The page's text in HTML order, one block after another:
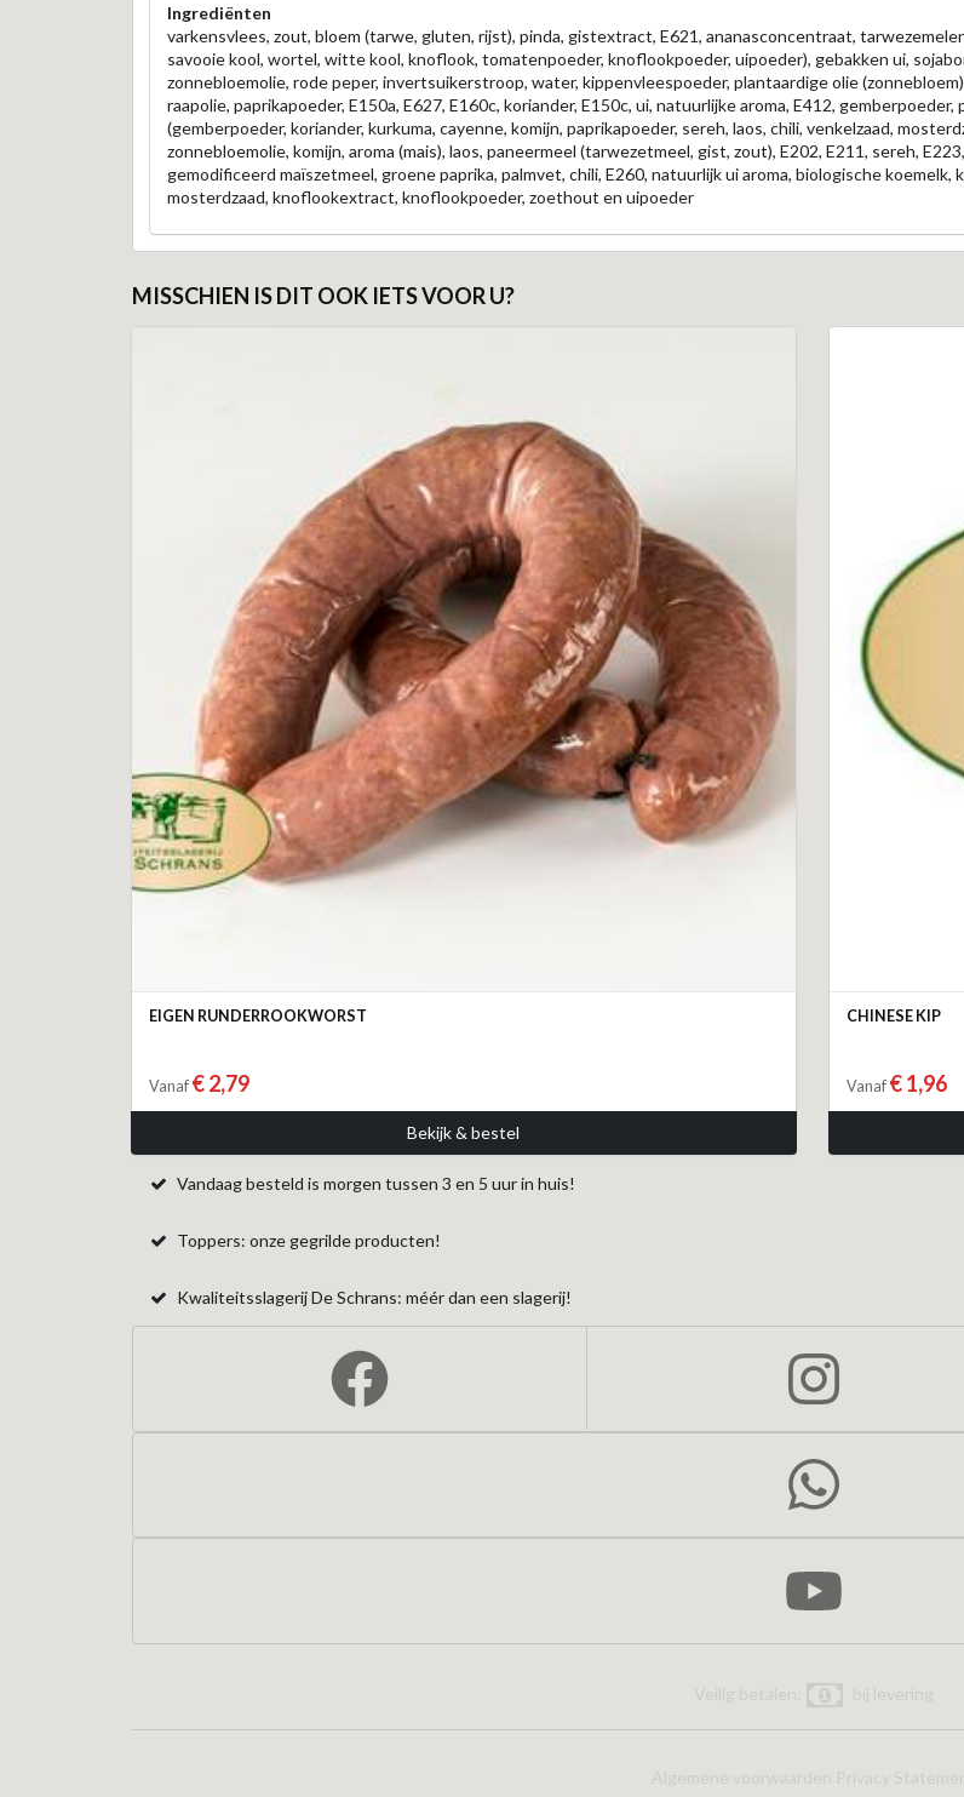
Ingrediënten
varkensvlees, zout, bloem (tarwe, gluten, rijst), pinda, gistextract, E621, ananasconcentraat,
savooie kool, wortel, witte kool, knoflook, tomatenpoeder, knoflookpoeder, uipoeder), gebakken ui,
zonnebloemolie, rode peper, invertsuikerstroop, water, kippenvleespoeder, plantaardige olie
raapolie, paprikapoeder, E150a, E627, E160c, koriander, E150c, ui, natuurlijke aroma, E412,
(gemberpoeder, koriander, kurkuma, cayenne, komijn, paprikapoeder, sereh, laos, chili, venkelzaad,
zonnebloemolie, komijn, aroma (mais), laos, paneermeel (tarwezetmeel, gist, zout), E202, E211, sereh,
gemodificeerd maïszetmeel, groene paprika, palmvet, chili, E260, natuurlijk ui aroma, biologische
mosterdzaad, knoflookextract, knoflookpoeder, zoethout en uipoeder
MISSCHIEN IS DIT OOK IETS VOOR U?
EIGEN RUNDERROOKWORST
Vanaf € 2,79
Bekijk & bestel
CHINESE KIP
Vanaf € 1,96
Vandaag besteld is morgen tussen 3 en 5 uur in huis!
Toppers: onze gegrilde producten!
Kwaliteitsslagerij De Schrans: méér dan een slagerij!